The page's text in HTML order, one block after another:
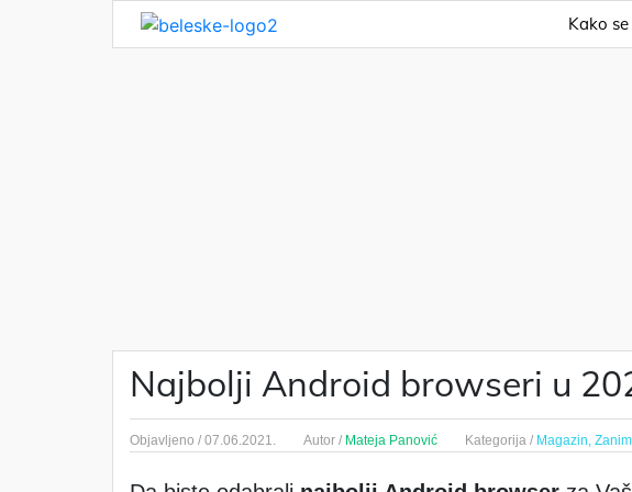
Kako
Najbolji Android browseri u
Objavljeno / 07.06.2021. Autor / Mateja Panović Kategorija / Magazin,